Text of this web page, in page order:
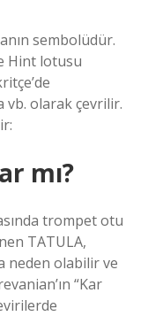
sembolüdür.
Hint lotusu
vb. olarak çevrilir.
mı?
trompet otu
TATULA,
neden olabilir ve
“Kar